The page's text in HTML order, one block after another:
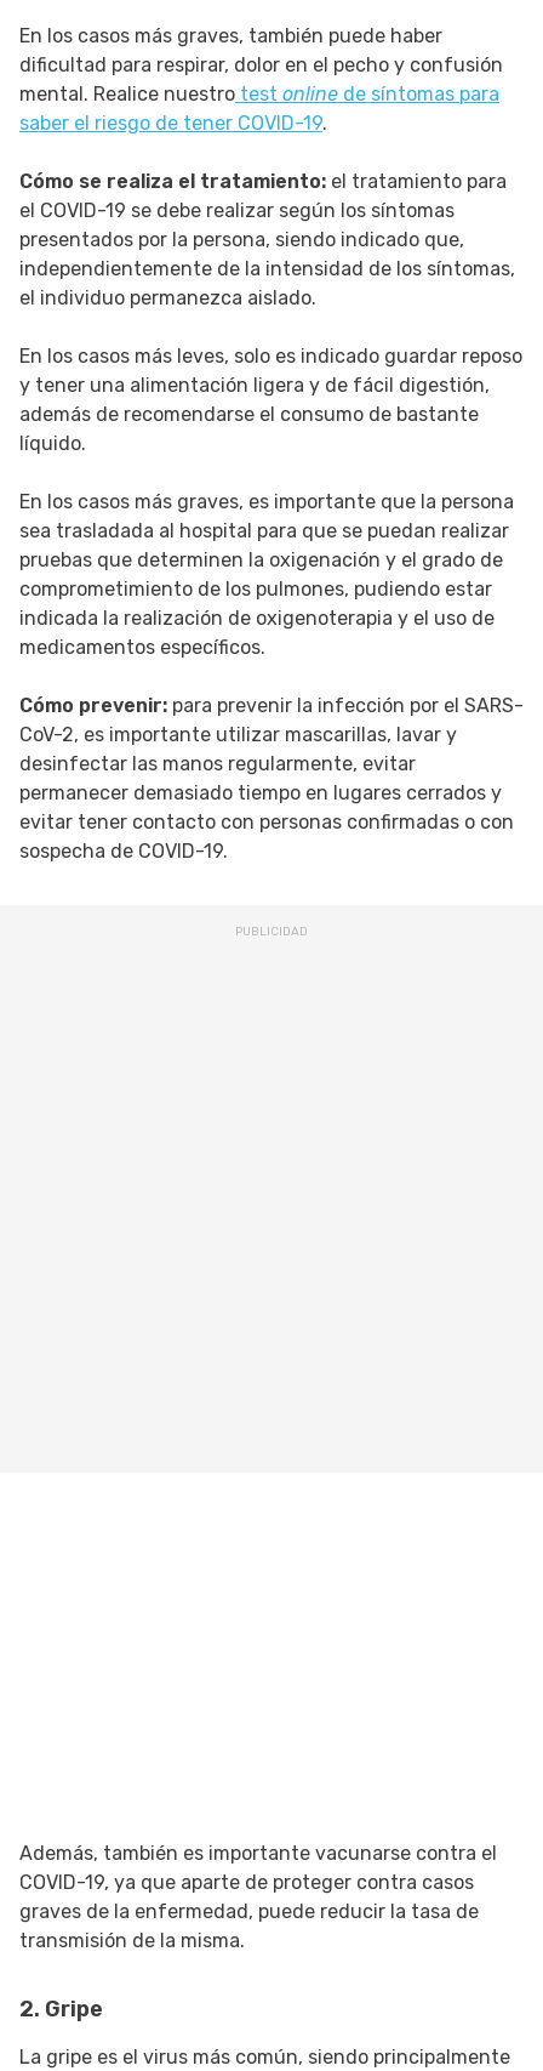
En los casos más graves, también puede haber
dificultad para respirar, dolor en el pecho y confusión
mental. Realice nuestro test online de síntomas para
saber el riesgo de tener COVID-19.
Cómo se realiza el tratamiento: el tratamiento para
el COVID-19 se debe realizar según los síntomas
presentados por la persona, siendo indicado que,
independientemente de la intensidad de los síntomas,
el individuo permanezca aislado.
En los casos más leves, solo es indicado guardar reposo
y tener una alimentación ligera y de fácil digestión,
además de recomendarse el consumo de bastante
líquido.
En los casos más graves, es importante que la persona
sea trasladada al hospital para que se puedan realizar
pruebas que determinen la oxigenación y el grado de
comprometimiento de los pulmones, pudiendo estar
indicada la realización de oxigenoterapia y el uso de
medicamentos específicos.
Cómo prevenir: para prevenir la infección por el SARS-
CoV-2, es importante utilizar mascarillas, lavar y
desinfectar las manos regularmente, evitar
permanecer demasiado tiempo en lugares cerrados y
evitar tener contacto con personas confirmadas o con
sospecha de COVID-19.
Además, también es importante vacunarse contra el
COVID-19, ya que aparte de proteger contra casos
graves de la enfermedad, puede reducir la tasa de
transmisión de la misma.
2. Gripe
La gripe es el virus más común, siendo principalmente